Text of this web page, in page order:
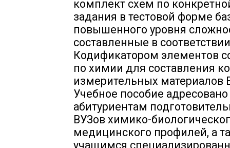
комплект схем по
задания в тестовой форме
повышенного уровня
составленные в
Кодификатором элементов
по химии для составления
измерительных материалов
Учебное пособие адресовано
абитуриентам
ВУЗов химико-
медицинского профилей, а
учащимся